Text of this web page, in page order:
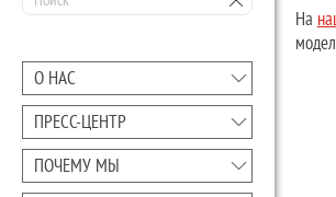
О НАС
ПРЕCC-ЦЕНТР
ПОЧЕМУ МЫ
На